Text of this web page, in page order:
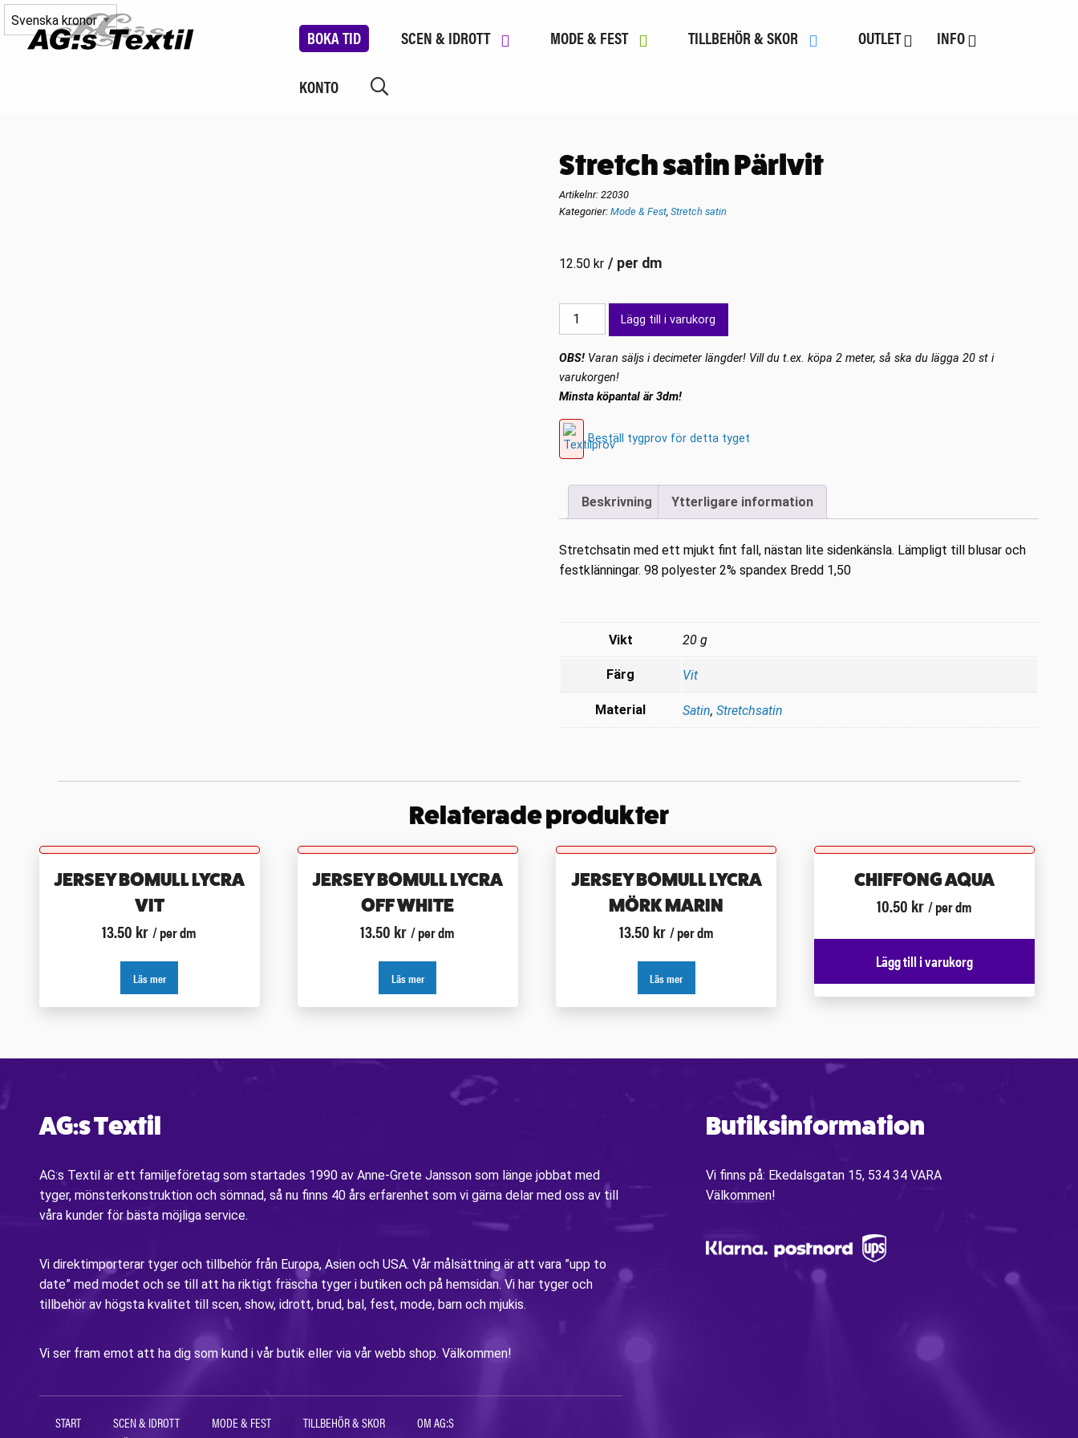
BOKA TID SCEN & IDROTT MODE & FEST TILLBEHÖR & SKOR OUTLET INFO
KONTO
Stretch satin Pärlvit
Artikelnr: 22030
Kategorier: Mode & Fest, Stretch satin
12.50 kr / per dm
Stretch
satin
Pärlvit
mängd
Lägg till i varukorg
OBS!Varan säljs i decimeter längder! Vill du t.ex. köpa 2 meter, så ska du lägga 20 st i
varukorgen!
Minsta köpantal är 3dm!
Beställ tygprov för detta tyget
Beskrivning Ytterligare information
Stretchsatin med ett mjukt fint fall, nästan lite sidenkänsla. Lämpligt till blusar och
festklänningar. 98 polyester 2% spandex Bredd 1,50
Vikt 20 g
Färg Vit
Material Satin, Stretchsatin
Relaterade produkter
JERSEY BOMULL LYCRA
VIT
13.50 kr / per dm
Läs mer
JERSEY BOMULL LYCRA
OFF WHITE
13.50 kr / per dm
Läs mer
JERSEY BOMULL LYCRA
MÖRK MARIN
13.50 kr / per dm
Läs mer
CHIFFONG AQUA
10.50 kr / per dm
Lägg till i varukorg
AG:s Textil
AG:s Textil är ett familjeföretag som startades 1990 av Anne-Grete Jansson som länge jobbat med
tyger, mönsterkonstruktion och sömnad, så nu finns 40 års erfarenhet som vi gärna delar med oss av till
våra kunder för bästa möjliga service.
Vi direktimporterar tyger och tillbehör från Europa, Asien och USA. Vår målsättning är att vara ”upp to
date” med modet och se till att ha riktigt fräscha tyger i butiken och på hemsidan. Vi har tyger och
tillbehör av högsta kvalitet till scen, show, idrott, brud, bal, fest, mode, barn och mjukis.
Vi ser fram emot att ha dig som kund i vår butik eller via vår webb shop. Välkommen!
START SCEN & IDROTT MODE & FEST TILLBEHÖR & SKOR
OM AG:S
Butiksinformation
Vi finns på: Ekedalsgatan 15, 534 34 VARA
Välkommen!